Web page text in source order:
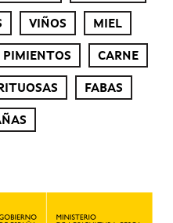
VIÑOS MIEL
PIMIENTOS CARNE
FABAS